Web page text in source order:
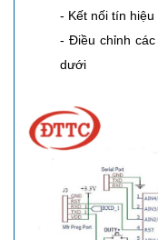
- Kết nối tín
- Điều chỉnh
dưới